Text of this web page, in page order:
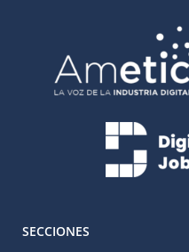
SECCIONES